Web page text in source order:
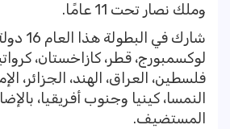
وملك نصار تحت 11 عامًا.
شارك في
لوكسمبورج، قطر، كازاخستان،
فلسطين، العراق، الهند، الجزائر،
النمسا، كينيا وجنوب أفريقيا،
المستضيف.